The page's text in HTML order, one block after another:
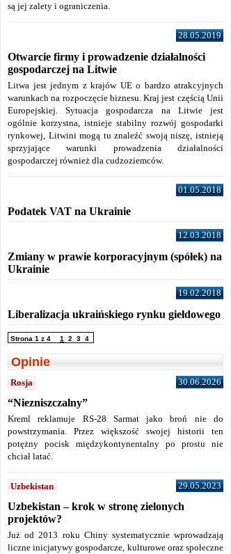
są jej zalety i ograniczenia.
28.05.2019
Otwarcie firmy i prowadzenie działalności
gospodarczej na Litwie
Litwa jest jednym z krajów UE o bardzo atrakcyjnych
warunkach na rozpoczęcie biznesu. Kraj jest częścią Unii
Europejskiej. Sytuacja gospodarcza na Litwie jest
ogólnie korzystna, istnieje stabilny rozwój gospodarki
rynkowej, Litwini mogą tu znaleźć swoją niszę, istnieją
sprzyjające warunki prowadzenia działalności
gospodarczej również dla cudzoziemców.
01.05.2018
Podatek VAT na Ukrainie
12.03.2018
Zmiany w prawie korporacyjnym (spółek) na
Ukrainie
19.02.2018
Liberalizacja ukraińskiego rynku giełdowego
Strona 1 z 4 1 2 3 4
Opinie
Rosja 30.06.2026
“Niezniszczalny”
Kreml reklamuje RS-28 Sarmat jako broń nie do
powstrzymania. Przez większość swojej historii ten
potężny pocisk międzykontynentalny po prostu nie
chciał latać.
Uzbekistan 29.05.2023
Uzbekistan – krok w stronę zielonych
projektów?
Już od 2013 roku Chiny systematycznie wprowadzają
liczne inicjatywy gospodarcze, kulturowe oraz społeczne